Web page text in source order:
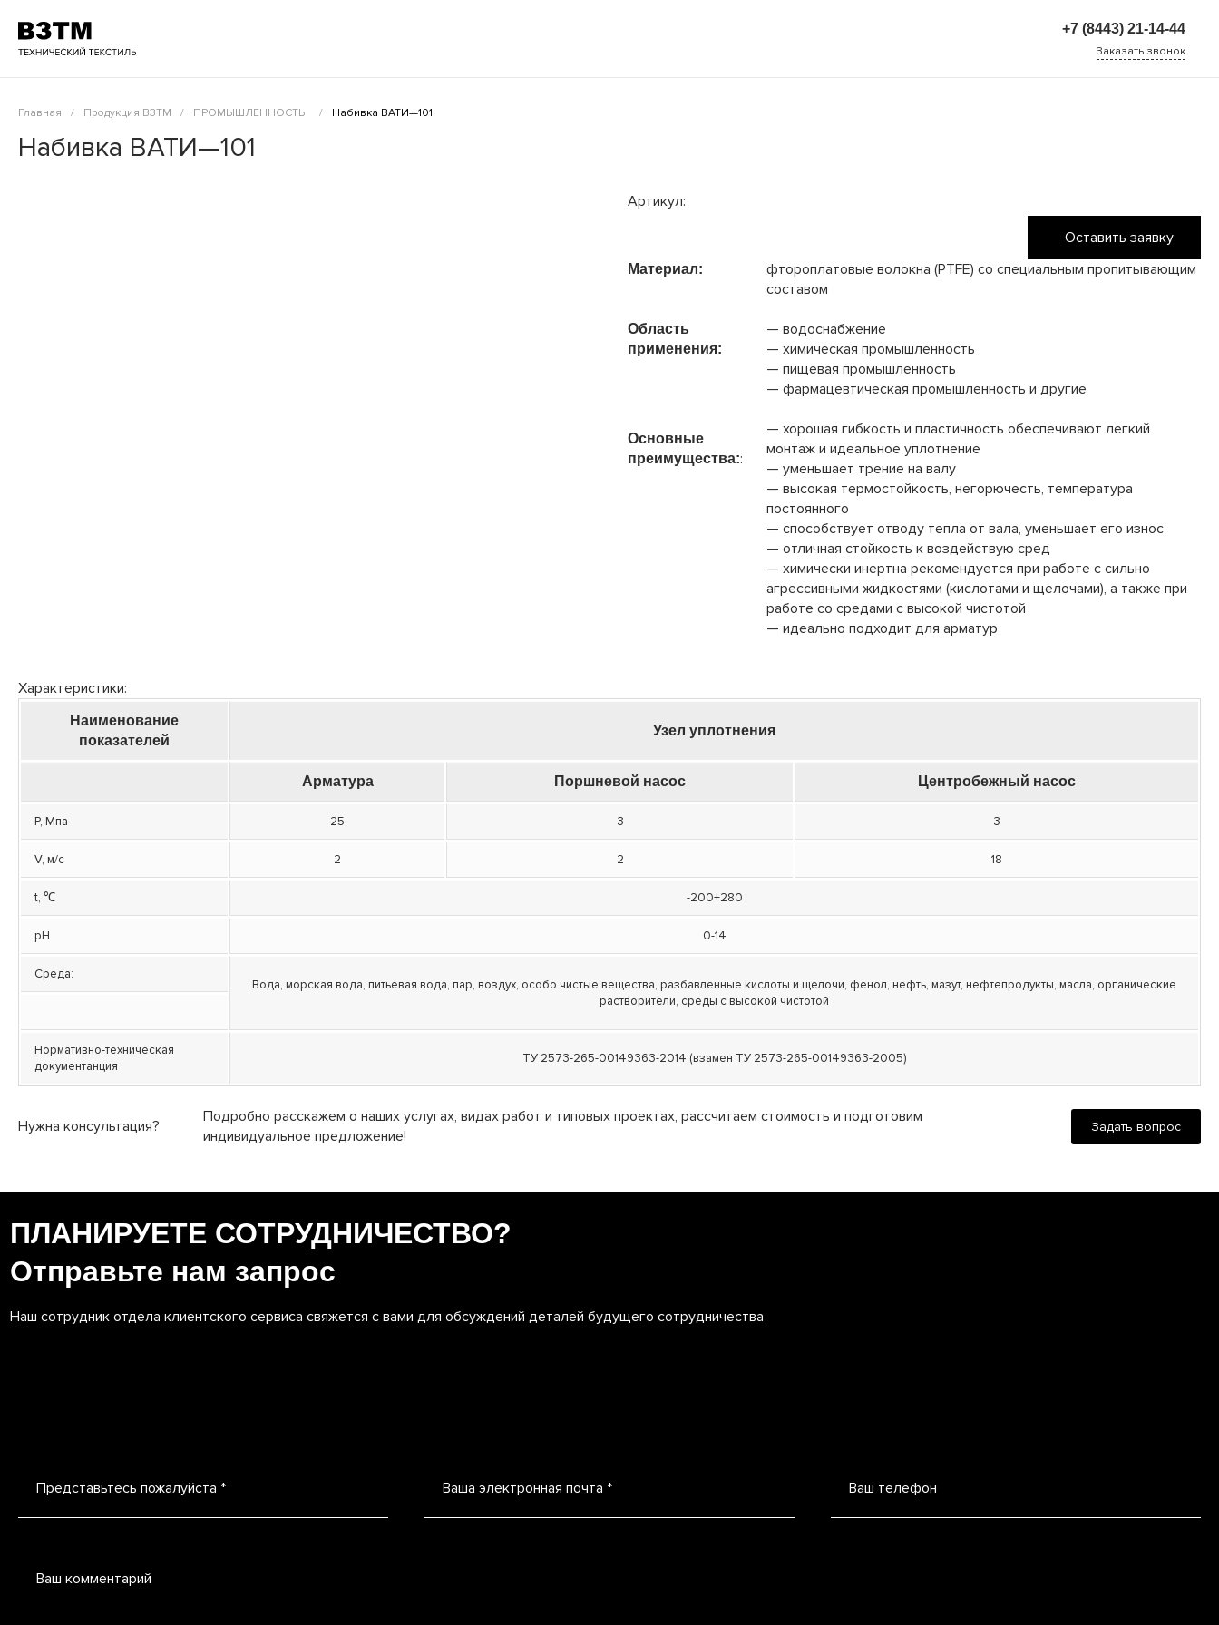
+7 (8443) 21-14-44
Заказать звонок
Главная / Продукция ВЗТМ / ПРОМЫШЛЕННОСТЬ / Набивка ВАТИ—101
Набивка ВАТИ—101
Артикул:
Оставить заявку
Материал:
фтороплатовые волокна (PTFE) со специальным пропитывающим
составом
Область — водоснабжение
применения:
— химическая промышленность
— пищевая промышленность
— фармацевтическая промышленность и другие
Основные
преимущества::
— хорошая гибкость и пластичность обеспечивают легкий
монтаж и идеальное уплотнение
— уменьшает трение на валу
— высокая термостойкость, негорючесть, температура
постоянного
— способствует отводу тепла от вала, уменьшает его износ
— отличная стойкость к воздействую сред
— химически инертна рекомендуется при работе с сильно
агрессивными жидкостями (кислотами и щелочами), а также при
работе со средами с высокой чистотой
— идеально подходит для арматур
Характеристики:
Наименование
показателей
Узел уплотнения
Арматура Поршневой насос Центробежный насос
P, Мпа 25 3 3
V, м/с 2 2 18
t, ℃ -200+280
pH 0-14
Среда:
Вода, морская вода, питьевая вода, пар, воздух, особо чистые вещества, разбавленные кислоты и щелочи, фенол, нефть, мазут, нефтепродукты, масла, органические
растворители, среды с высокой чистотой
Нормативно-техническая
документанция
ТУ 2573-265-00149363-2014 (взамен ТУ 2573-265-00149363-2005)
Нужна консультация?
Подробно расскажем о наших услугах, видах работ и типовых проектах, рассчитаем стоимость и подготовим
индивидуальное предложение!
Задать вопрос
Наш сотрудник отдела клиентского сервиса свяжется с вами для обсуждений деталей будущего сотрудничества
ПЛАНИРУЕТЕ СОТРУДНИЧЕСТВО?
Отправьте нам запрос
Представьтесь пожалуйста * Ваша электронная почта * Ваш телефон
Ваш комментарий